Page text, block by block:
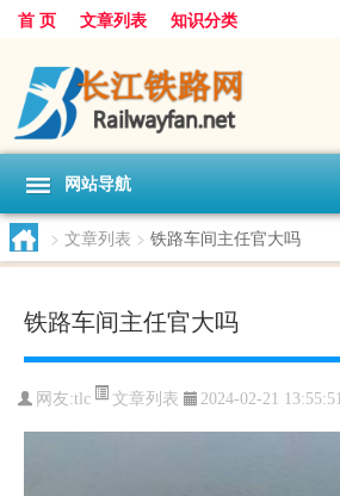
首 页 文章列表 知识分类
网站导航
> 文章列表 > 铁路车间主任官大吗
铁路车间主任官大吗
网友:tlc 文章列表 2024-02-21 13:55:51